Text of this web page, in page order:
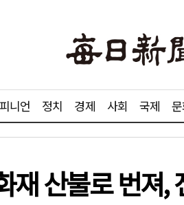
니언 정치 경제 사회 국제
재 산불로 번